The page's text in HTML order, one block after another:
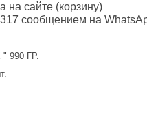
на сайте (корзину)
сообщением на
990 ГР.